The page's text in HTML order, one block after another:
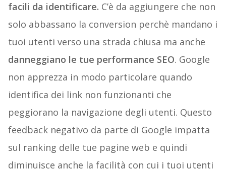
facili da identificare. C’è da aggiungere che non
solo abbassano la conversion perchè mandano i
tuoi utenti verso una strada chiusa ma anche
danneggiano le tue performance SEO. Google
non apprezza in modo particolare quando
identifica dei link non funzionanti che
peggiorano la navigazione degli utenti. Questo
feedback negativo da parte di Google impatta
sul ranking delle tue pagine web e quindi
diminuisce anche la facilità con cui i tuoi utenti